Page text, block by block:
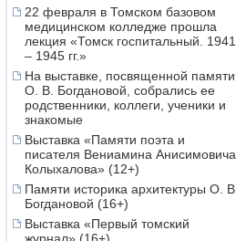
22 февраля в Томском базовом
медицинском колледже прошла
лекция «Томск госпитальный. 1941
– 1945 гг.»
На выставке, посвященной памяти
О. В. Богдановой, собрались ее
родственники, коллеги, ученики и
знакомые
Выставка «Памяти поэта и
писателя Вениамина Анисимовича
Колыхалова» (12+)
Памяти историка архитектуры О. В.
Богдановой (16+)
Выставка «Первый томский